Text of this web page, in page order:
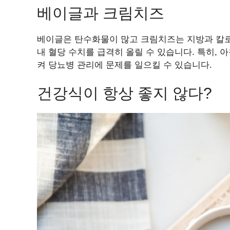
베이글과 크림치즈
베이글은 탄수화물이 많고 크림치즈는 지방과
내 혈당 수치를 급격히 올릴 수 있습니다. 특히,
켜 당뇨병 관리에 문제를 일으킬 수 있습니다.
건강식이 항상 좋지 않다?